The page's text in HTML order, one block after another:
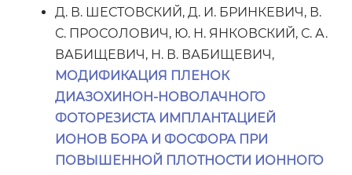
Д. В. ШЕСТОВСКИЙ, Д. И. БРИНКЕВИЧ, В.
С. ПРОСОЛОВИЧ, Ю. Н. ЯНКОВСКИЙ, С. А.
ВАБИЩЕВИЧ, Н. В. ВАБИЩЕВИЧ,
МОДИФИКАЦИЯ ПЛЕНОК
ДИАЗОХИНОН-НОВОЛАЧНОГО
ФОТОРЕЗИСТА ИМПЛАНТАЦИЕЙ
ИОНОВ БОРА И ФОСФОРА ПРИ
ПОВЫШЕННОЙ ПЛОТНОСТИ ИОННОГО